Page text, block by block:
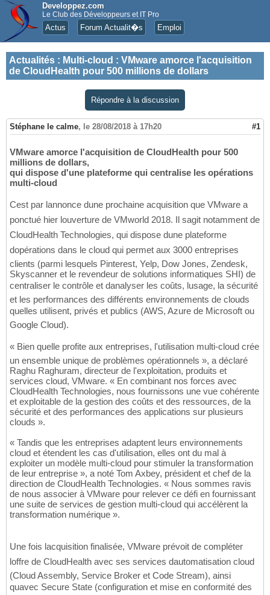
Developpez.com
Le Club des Développeurs et IT Pro
Actus Forum Actualit�s Emploi
Actualités : Multi-cloud : VMware amorce l'acquisition
de CloudHealth pour 500 millions de dollars
Répondre à la discussion
Stéphane le calme, le 28/08/2018 à 17h20 #1
VMware amorce l'acquisition de CloudHealth pour 500
millions de dollars,
qui dispose d'une plateforme qui centralise les opérations
multi-cloud
Cest par lannonce dune prochaine acquisition que VMware a
ponctué hier louverture de VMworld 2018. Il sagit notamment de
CloudHealth Technologies, qui dispose dune plateforme
dopérations dans le cloud qui permet aux 3000 entreprises
clients (parmi lesquels Pinterest, Yelp, Dow Jones, Zendesk,
Skyscanner et le revendeur de solutions informatiques SHI) de
centraliser le contrôle et danalyser les coûts, lusage, la sécurité
et les performances des différents environnements de clouds
quelles utilisent, privés et publics (AWS, Azure de Microsoft ou
Google Cloud).
« Bien quelle profite aux entreprises, l'utilisation multi-cloud crée
un ensemble unique de problèmes opérationnels », a déclaré
Raghu Raghuram, directeur de l'exploitation, produits et
services cloud, VMware. « En combinant nos forces avec
CloudHealth Technologies, nous fournissons une vue cohérente
et exploitable de la gestion des coûts et des ressources, de la
sécurité et des performances des applications sur plusieurs
clouds ».
« Tandis que les entreprises adaptent leurs environnements
cloud et étendent les cas d'utilisation, elles ont du mal à
exploiter un modèle multi-cloud pour stimuler la transformation
de leur entreprise », a noté Tom Axbey, président et chef de la
direction de CloudHealth Technologies. « Nous sommes ravis
de nous associer à VMware pour relever ce défi en fournissant
une suite de services de gestion multi-cloud qui accélèrent la
transformation numérique ».
Une fois lacquisition finalisée, VMware prévoit de compléter
loffre de CloudHealth avec ses services dautomatisation cloud
(Cloud Assembly, Service Broker et Code Stream), ainsi
quavec Secure State (configuration et mise en conformité des